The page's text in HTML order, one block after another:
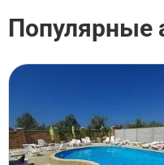
Популярные